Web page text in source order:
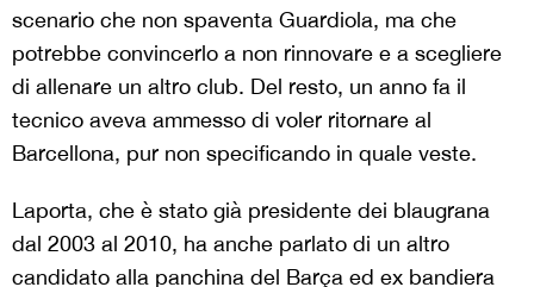
scenario che non spaventa Guardiola, ma che
potrebbe convincerlo a non rinnovare e a scegliere
di allenare un altro club. Del resto, un anno fa il
tecnico aveva ammesso di voler ritornare al
Barcellona, pur non specificando in quale veste.
Laporta, che è stato già presidente dei blaugrana
dal 2003 al 2010, ha anche parlato di un altro
candidato alla panchina del Barça ed ex bandiera